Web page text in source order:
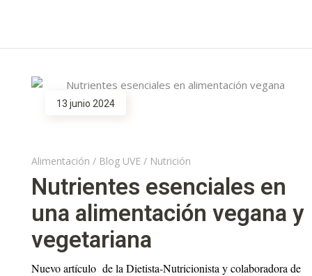
13 junio 2024
Alimentación / Blog UVE/ Nutrición
Nutrientes esenciales en
una alimentación vegana y
vegetariana
Nuevo artículo de la Dietista-Nutricionista y colaboradora de